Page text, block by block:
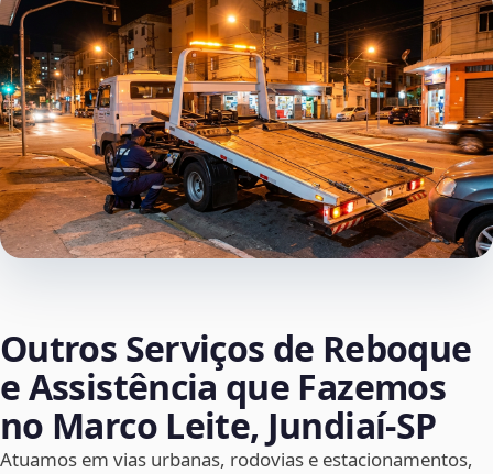
Outros Serviços de Reboque
e Assistência que Fazemos
no Marco Leite, Jundiaí‑SP
Atuamos em vias urbanas, rodovias e estacionamentos,